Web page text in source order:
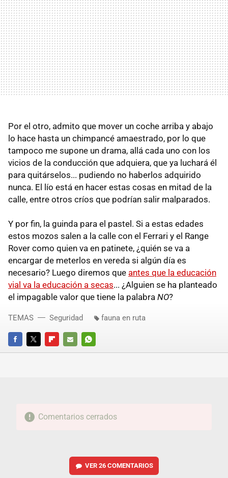
Por el otro, admito que mover un coche arriba y abajo
lo hace hasta un chimpancé amaestrado, por lo que
tampoco me supone un drama, allá cada uno con los
vicios de la conducción que adquiera, que ya luchará él
para quitárselos... pudiendo no haberlos adquirido
nunca. El lío está en hacer estas cosas en mitad de la
calle, entre otros críos que podrían salir malparados.
Y por fin, la guinda para el pastel. Si a estas edades
estos mozos salen a la calle con el Ferrari y el Range
Rover como quien va en patinete, ¿quién se va a
encargar de meterlos en vereda si algún día es
necesario? Luego diremos que antes que la educación
vial va la educación a secas... ¿Alguien se ha planteado
el impagable valor que tiene la palabra NO?
FACEBOOKTWITTERFLIPBOARD
E-
WHATSAPP
TEMAS Seguridad fauna en ruta
Comentarios cerrados
VER 26 COMENTARIOS